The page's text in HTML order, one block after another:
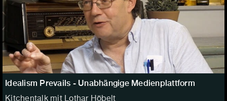
Idealism Prevails - Unabhängige Medienplattform
Kitchentalk mit Lothar Höbelt